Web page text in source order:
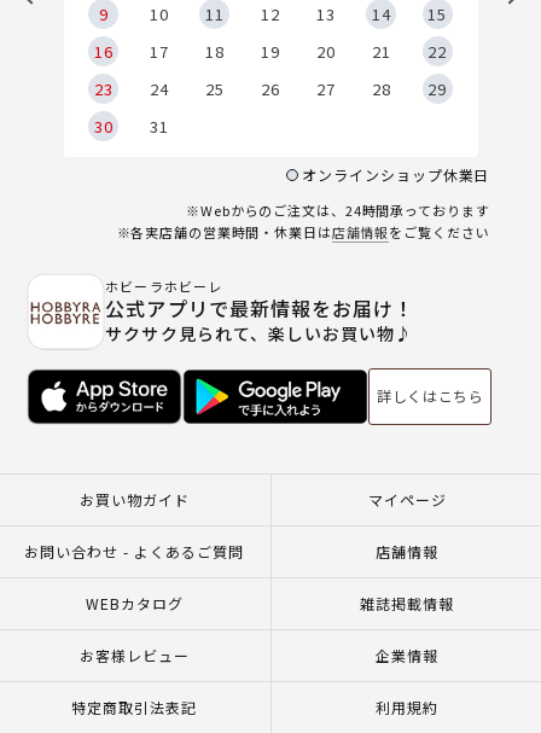
9
10 11 12 13 14
15
16
17 18 19 20 21
22
23
24 25 26 27 28
29
30
31
オンラインショップ休業日
※Webからのご注文は、24時間承っております
※各実店舗の営業時間・休業日は店舗情報をご覧ください
ホビーラホビーレ
公式アプリで最新情報をお届け！
サクサク見られて、楽しいお買い物♪
詳しくはこちら
お買い物ガイド マイページ
お問い合わせ - よくあるご質問 店舗情報
WEBカタログ 雑誌掲載情報
お客様レビュー 企業情報
特定商取引法表記 利用規約